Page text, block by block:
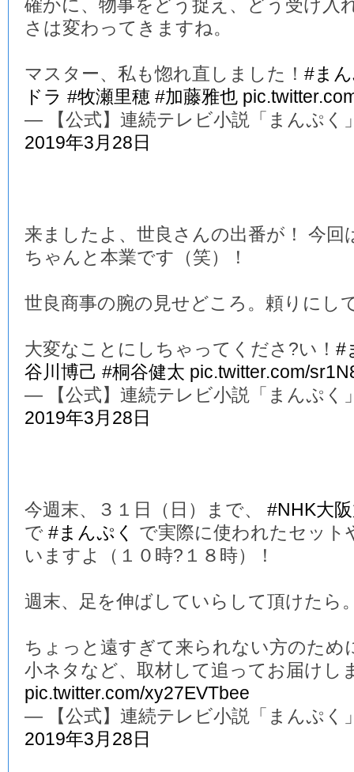
確かに、物事をどう捉え、どう受け入
さは変わってきますね。
マスター、私も惚れ直しました！ #ま
ドラ #牧瀬里穂 #加藤雅也
— 【公式】連続テレビ小説「まんぷく
2019年3月28日
来ましたよ、世良さんの出番が！ 今回
ちゃんと本業です（笑）！
世良商事の腕の見せどころ。頼りにし
大変なことにしちゃってくださ?い！ #
谷川博己 #桐谷健太 pic.twitter.com/
— 【公式】連続テレビ小説「まんぷく
2019年3月28日
今週末、３１日（日）まで、 #NHK大
で #まんぷく
で実際に使われたセット
いますよ（１０時?１８時）！
週末、足を伸ばしていらして頂けたら
ちょっと遠すぎて来られない方のため
小ネタなど、取材して追ってお届けし
pic.twitter.com/xy27EVTbee
— 【公式】連続テレビ小説「まんぷく
2019年3月28日